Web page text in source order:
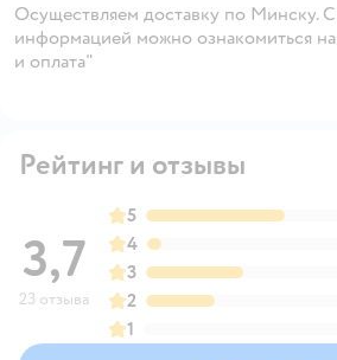
Осуществляем доставку по Минску.
информацией можно ознакомиться
и оплата"
Рейтинг и отзывы
3,7
23 отзыва
5
4
3
2
1